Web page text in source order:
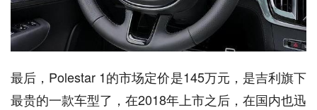
最后，Polestar 1的市场定价是145万元，是吉利旗下
最贵的一款车型了，在2018年上市之后，在国内也迅